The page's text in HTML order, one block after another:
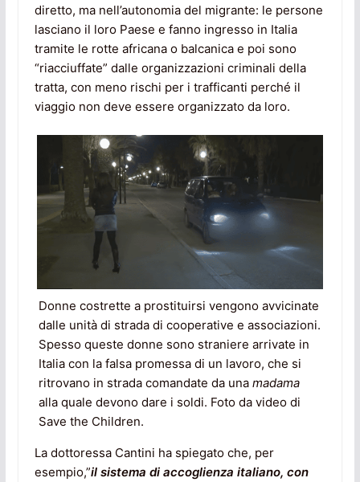
diretto, ma nell’autonomia del migrante: le persone
lasciano il loro Paese e fanno ingresso in Italia
tramite le rotte africana o balcanica e poi sono
“riacciuffate” dalle organizzazioni criminali della
tratta, con meno rischi per i trafficanti perché il
viaggio non deve essere organizzato da loro.
Donne costrette a prostituirsi vengono avvicinate
dalle unità di strada di cooperative e associazioni.
Spesso queste donne sono straniere arrivate in
Italia con la falsa promessa di un lavoro, che si
ritrovano in strada comandate da una madama
alla quale devono dare i soldi. Foto da video di
Save the Children.
La dottoressa Cantini ha spiegato che, per
esempio,”il sistema di accoglienza italiano, con